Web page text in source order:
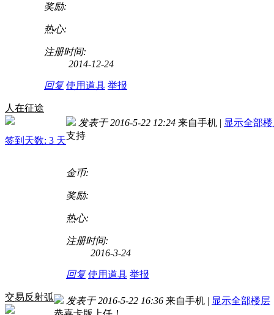
奖励:
热心:
注册时间:
2014-12-24
回复 使用道具 举报
人在征途
签到天数: 3 天
发表于 2016-5-22 12:24 来自手机 | 显示全部
支持
金币:
奖励:
热心:
注册时间:
2016-3-24
回复 使用道具 举报
交易反射弧 发表于 2016-5-22 16:36 来自手机 | 显示全部楼层